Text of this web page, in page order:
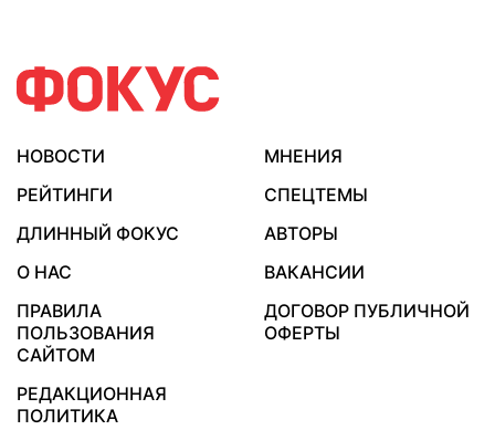
НОВОСТИ
МНЕНИЯ
РЕЙТИНГИ
СПЕЦТЕМЫ
ДЛИННЫЙ ФОКУС
АВТОРЫ
О НАС
ВАКАНСИИ
ПРАВИЛА
ПОЛЬЗОВАНИЯ
САЙТОМ
ДОГОВОР ПУБЛИЧНОЙ
ОФЕРТЫ
РЕДАКЦИОННАЯ
ПОЛИТИКА